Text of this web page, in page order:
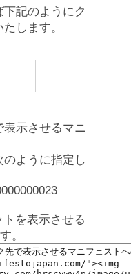
記のようにク
します。
示させるマニ
ように指定し
を表示させる
。